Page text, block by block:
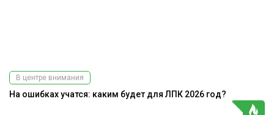
В центре внимания
На ошибках учатся: каким будет для ЛПК 2026 год?